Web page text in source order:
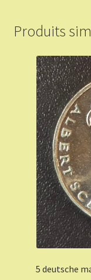
Produits
5 deutsche